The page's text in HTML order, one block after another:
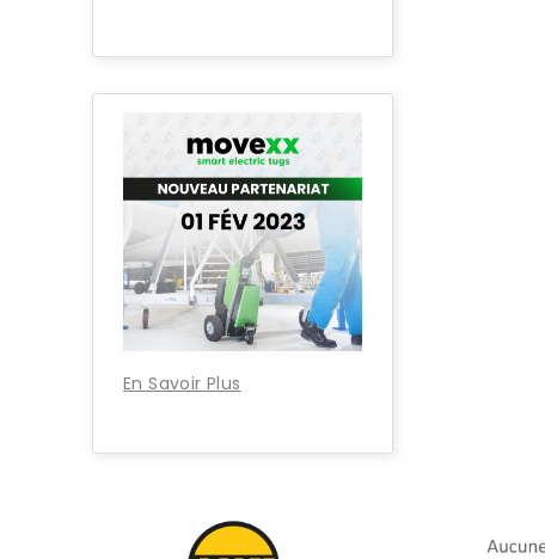
En Savoir Plus